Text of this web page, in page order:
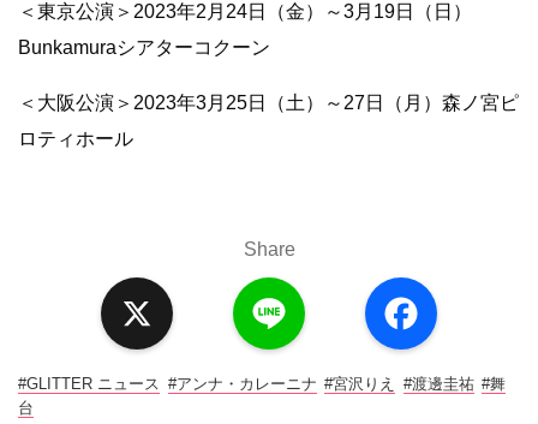
＜東京公演＞2023年2月24日（金）～3月19日（日）
Bunkamuraシアターコクーン
＜大阪公演＞2023年3月25日（土）～27日（月）森ノ宮ピ
ロティホール
Share
a
c
o
#GLITTER ニュース #アンナ・カレーニナ #宮沢りえ #渡邊圭祐 #舞
台